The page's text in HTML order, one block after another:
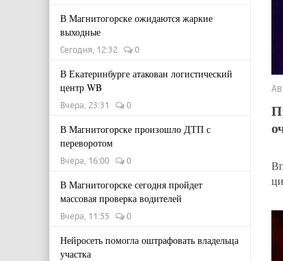
В Магнитогорске ожидаются жаркие
выходные
Сегодня, 12:32 0
В Екатеринбурге атакован логистический
центр WB
Вчера, 23:31 0
В Магнитогорске произошло ДТП с
переворотом
Вчера, 16:00 0
В Магнитогорске сегодня пройдет
массовая проверка водителей
Вчера, 11:55 0
Нейросеть помогла оштрафовать владельца
участка